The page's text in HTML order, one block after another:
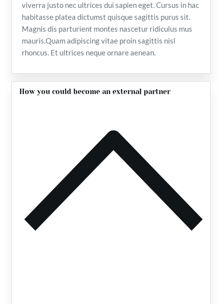
viverra justo nec ultrices dui sapien eget. Cursus in hac
habitasse platea dictumst quisque sagittis purus sit.
Magnis dis parturient montes nascetur ridiculus mus
mauris.Quam adipiscing vitae proin sagittis nisl
rhoncus. Et ultrices neque ornare aenean.
How you could become an external partner